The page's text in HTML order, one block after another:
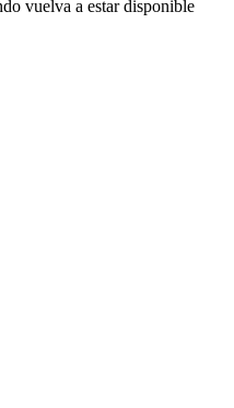
vuelva a estar disponible